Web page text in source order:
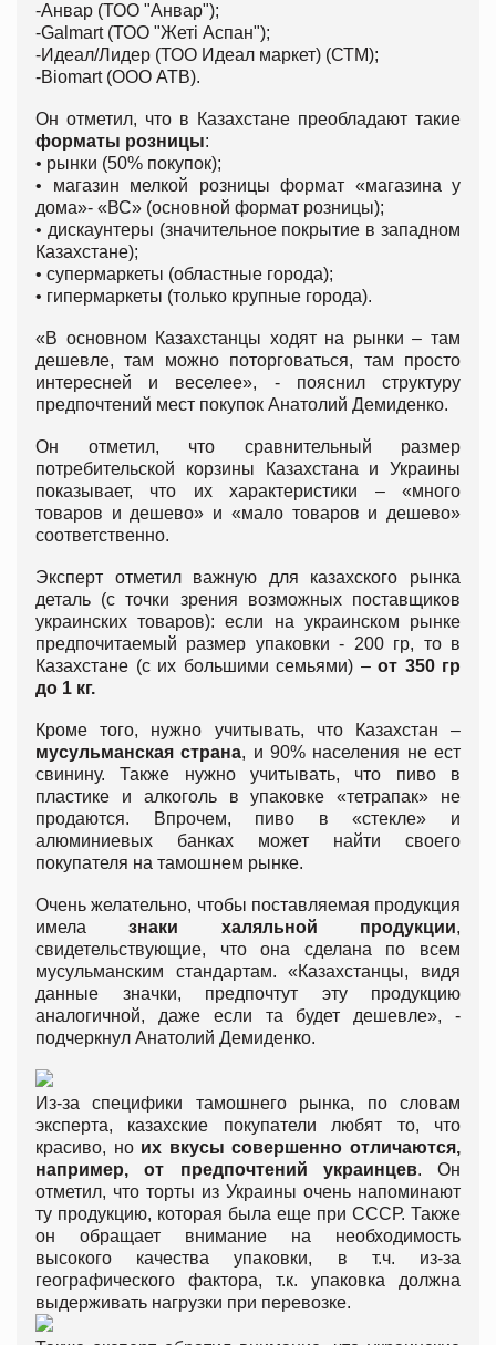
-Анвар (ТОО "Анвар");
-Galmart (ТОО "Жетi Аспан");
-Идеал/Лидер (ТОО Идеал маркет) (СТМ);
-Biomart (ООО ATB).
Он отметил, что в Казахстане преобладают такие
форматы розницы:
• рынки (50% покупок);
• магазин мелкой розницы формат «магазина у
дома»- «ВС» (основной формат розницы);
• дискаунтеры (значительное покрытие в западном
Казахстане);
• супермаркеты (областные города);
• гипермаркеты (только крупные города).
«В основном Казахстанцы ходят на рынки – там
дешевле, там можно поторговаться, там просто
интересней и веселее», - пояснил структуру
предпочтений мест покупок Анатолий Демиденко.
Он отметил, что сравнительный размер
потребительской корзины Казахстана и Украины
показывает, что их характеристики – «много
товаров и дешево» и «мало товаров и дешево»
соответственно.
Эксперт отметил важную для казахского рынка
деталь (с точки зрения возможных поставщиков
украинских товаров): если на украинском рынке
предпочитаемый размер упаковки - 200 гр, то в
Казахстане (с их большими семьями) –от 350 гр
до 1 кг.
Кроме того, нужно учитывать, что Казахстан –
мусульманская страна, и 90% населения не ест
свинину. Также нужно учитывать, что пиво в
пластике и алкоголь в упаковке «тетрапак» не
продаются. Впрочем, пиво в «стекле» и
алюминиевых банках может найти своего
покупателя на тамошнем рынке.
Очень желательно, чтобы поставляемая продукция
имелазнаки халяльной продукции,
свидетельствующие, что она сделана по всем
мусульманским стандартам. «Казахстанцы, видя
данные значки, предпочтут эту продукцию
аналогичной, даже если та будет дешевле», -
подчеркнул Анатолий Демиденко.
Из-за специфики тамошнего рынка, по словам
эксперта, казахские покупатели любят то, что
красиво, но их вкусы совершенно отличаются,
например, от предпочтений украинцев. Он
отметил, что торты из Украины очень напоминают
ту продукцию, которая была еще при СССР. Также
он обращает внимание на необходимость
высокого качества упаковки, в т.ч. из-за
географического фактора, т.к. упаковка должна
выдерживать нагрузки при перевозке.